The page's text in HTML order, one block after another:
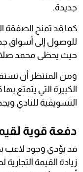
جديدة.
كما قد تمنح الصفقة
للوصول إلى أسواق
حيث يحظى محمد
ومن المنتظر أن
الكبيرة التي يتمتع
التسويقية للنادي
دفعة قوية
قد يؤدي وجود لاعب
زيادة القيمة